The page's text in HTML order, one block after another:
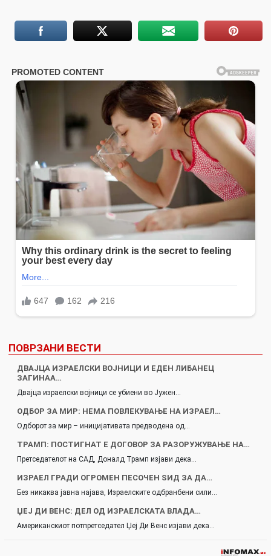
ПОВРЗАНИ ВЕСТИ
ДВАЈЦА ИЗРАЕЛСКИ ВОЈНИЦИ И ЕДЕН ЛИБАНЕЦ
ЗАГИНАА…
Двајца израелски војници се убиени во Јужен…
ОДБОР ЗА МИР: НЕМА ПОВЛЕКУВАЊЕ НА ИЗРАЕЛ…
Одборот за мир – иницијативата предводена од…
ТРАМП: ПОСТИГНАТ Е ДОГОВОР ЗА РАЗОРУЖУВАЊЕ НА…
Претседателот на САД, Доналд Трамп изјави дека…
ИЗРАЕЛ ГРАДИ ОГРОМЕН ПЕСОЧЕН ЅИД ЗА ДА…
Без никаква јавна најава, Израелските одбранбени сили…
ЏЕЈ ДИ ВЕНС: ДЕЛ ОД ИЗРАЕЛСКАТА ВЛАДА…
Американскиот потпретседател Џеј Ди Венс изјави дека…